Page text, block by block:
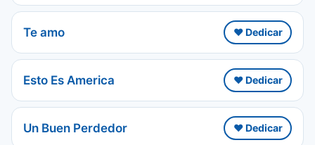
Te amo ❤️ Dedicar
Esto Es America ❤️ Dedicar
Un Buen Perdedor ❤️ Dedicar